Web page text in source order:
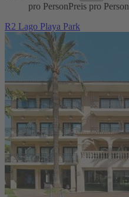
pro PersonPreis pro Person
R2 Lago Playa Park